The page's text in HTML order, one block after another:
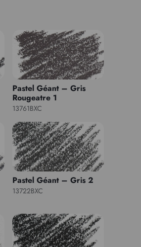
Pastel Géant – Gris
Rougeatre 1
13761BXC
Pastel Géant – Gris 2
13722BXC